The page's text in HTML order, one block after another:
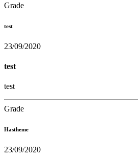
Grade
test
23/09/2020
test
test
Grade
Hastheme
23/09/2020